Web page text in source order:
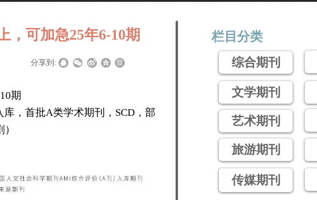
文学期刊
栏目分类
综合期刊
艺术期刊
旅游期刊
传媒期刊
，可加急25年6-10期
分享到:
期
，首批A类学术期刊，SCD，部